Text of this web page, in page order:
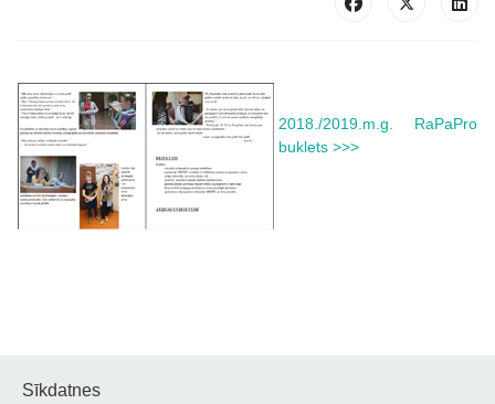
2018./2019.m.g. RaPaPro
buklets >>>
Sīkdatnes